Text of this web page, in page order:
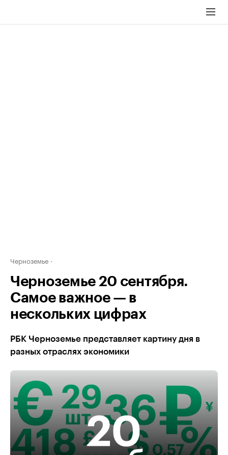
Черноземье
Черноземье 20 сентября.
Самое важное — в
нескольких цифрах
РБК Черноземье представляет картину дня в
разных отраслях экономики